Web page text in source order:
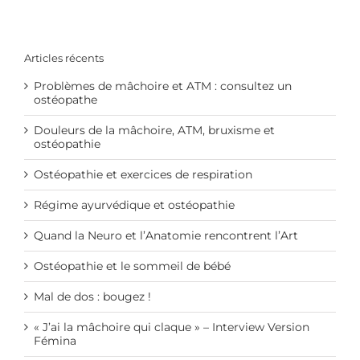
Articles récents
Problèmes de mâchoire et ATM : consultez un
ostéopathe
Douleurs de la mâchoire, ATM, bruxisme et
ostéopathie
Ostéopathie et exercices de respiration
Régime ayurvédique et ostéopathie
Quand la Neuro et l’Anatomie rencontrent l’Art
Ostéopathie et le sommeil de bébé
Mal de dos : bougez !
« J’ai la mâchoire qui claque » – Interview Version
Fémina